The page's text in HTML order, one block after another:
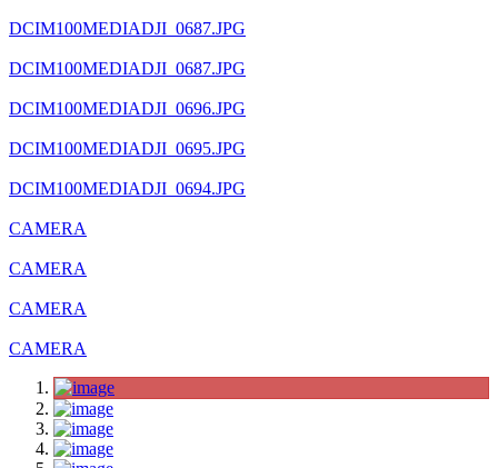
DCIM100MEDIADJI_0687.JPG
DCIM100MEDIADJI_0687.JPG
DCIM100MEDIADJI_0696.JPG
DCIM100MEDIADJI_0695.JPG
DCIM100MEDIADJI_0694.JPG
CAMERA
CAMERA
CAMERA
CAMERA